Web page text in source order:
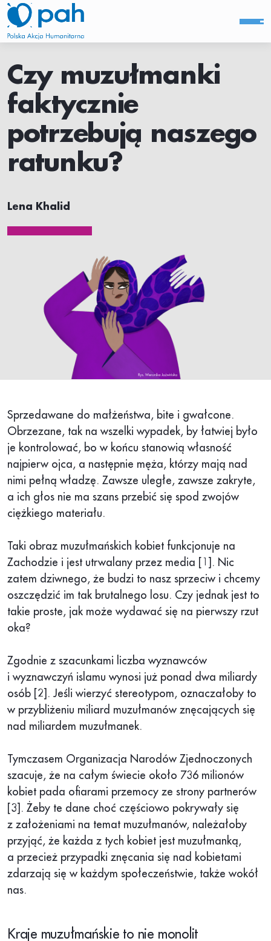
Czy muzułmanki
faktycznie
potrzebują naszego
ratunku?
Lena Khalid
Sprzedawane do małżeństwa, bite i gwałcone.
Obrzezane, tak na wszelki wypadek, by łatwiej było
je kontrolować, bo w końcu stanowią własność
najpierw ojca, a następnie męża, którzy mają nad
nimi pełną władzę. Zawsze uległe, zawsze zakryte,
a ich głos nie ma szans przebić się spod zwojów
ciężkiego materiału.
Taki obraz muzułmańskich kobiet funkcjonuje na
Zachodzie i jest utrwalany przez media [1]. Nic
zatem dziwnego, że budzi to nasz sprzeciw i chcemy
oszczędzić im tak brutalnego losu. Czy jednak jest to
takie proste, jak może wydawać się na pierwszy rzut
oka?
Zgodnie z szacunkami liczba wyznawców
i wyznawczyń islamu wynosi już ponad dwa miliardy
osób [2]. Jeśli wierzyć stereotypom, oznaczałoby to
w przybliżeniu miliard muzułmanów znęcających się
nad miliardem muzułmanek.
Tymczasem Organizacja Narodów Zjednoczonych
szacuje, że na całym świecie około 736 milionów
kobiet pada ofiarami przemocy ze strony partnerów
[3]. Żeby te dane choć częściowo pokrywały się
z założeniami na temat muzułmanów, należałoby
przyjąć, że każda z tych kobiet jest muzułmanką,
a przecież przypadki znęcania się nad kobietami
zdarzają się w każdym społeczeństwie, także wokół
nas.
Kraje muzułmańskie to nie monolit